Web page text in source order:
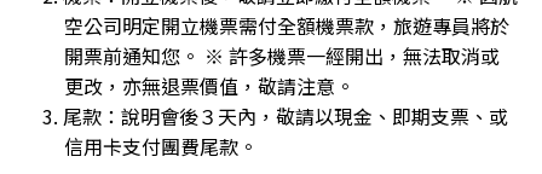
空公司明定開立機票需付全額機票款，旅遊專員將於
開票前通知您。 ※ 許多機票一經開出，無法取消或
更改，亦無退票價值，敬請注意。
3. 尾款：說明會後３天內，敬請以現金、即期支票、或
信用卡支付團費尾款。